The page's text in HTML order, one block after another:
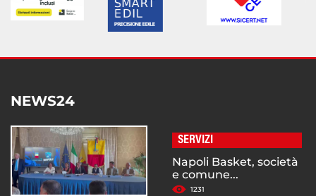
NEWS24
SERVIZI
Napoli Basket, società
e comune...
1231